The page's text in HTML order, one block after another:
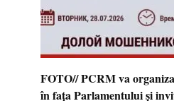
FOTO// PCRM va
în fața Parlamentului și